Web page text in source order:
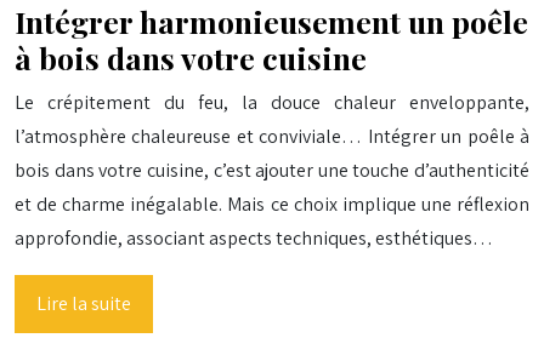
Intégrer harmonieusement un poêle
à bois dans votre cuisine
Le crépitement du feu, la douce chaleur enveloppante,
l’atmosphère chaleureuse et conviviale… Intégrer un poêle à
bois dans votre cuisine, c’est ajouter une touche d’authenticité
et de charme inégalable. Mais ce choix implique une réflexion
approfondie, associant aspects techniques, esthétiques…
Lire la suite